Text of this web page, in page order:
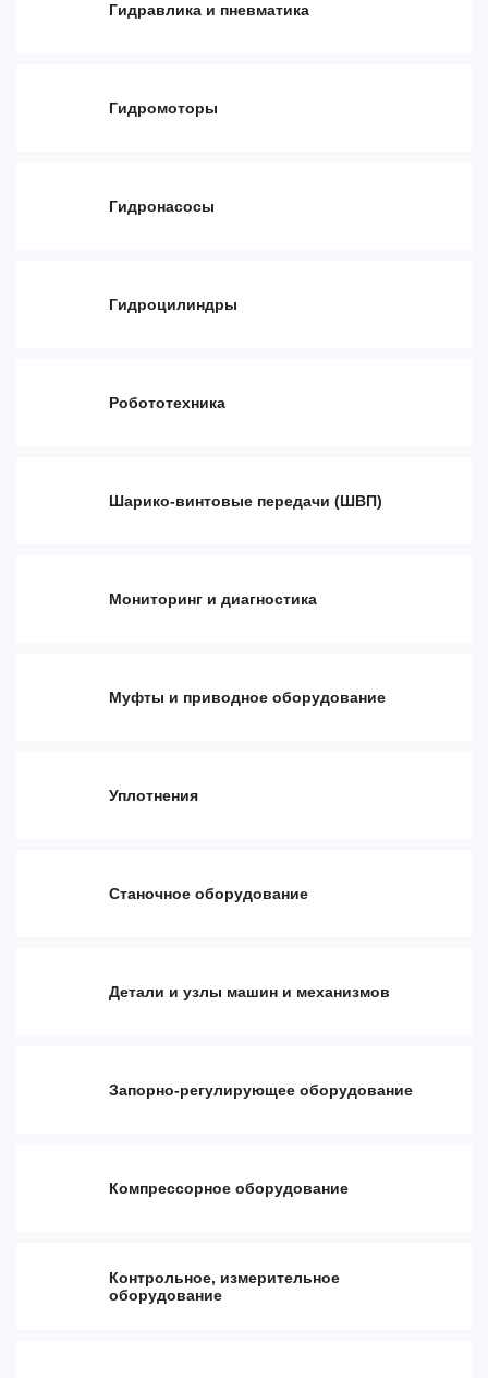
Гидравлика и пневматика
Гидромоторы
Гидронасосы
Гидроцилиндры
Робототехника
Шарико-винтовые передачи (ШВП)
Мониторинг и диагностика
Муфты и приводное оборудование
Уплотнения
Станочное оборудование
Детали и узлы машин и механизмов
Запорно-регулирующее оборудование
Компрессорное оборудование
Контрольное, измерительное
оборудование